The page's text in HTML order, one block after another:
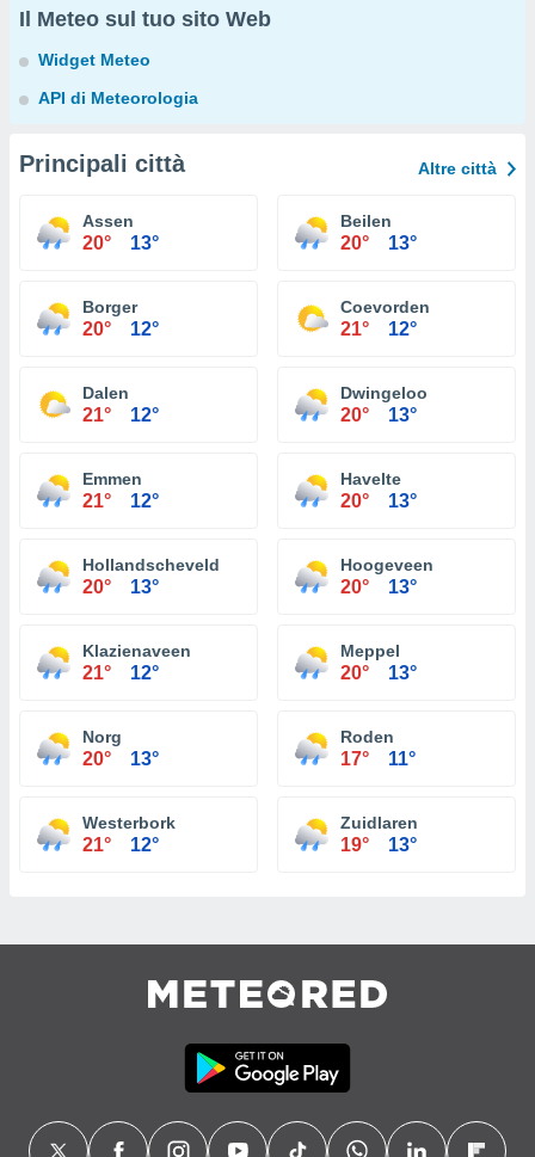
Il Meteo sul tuo sito Web
Widget Meteo
API di Meteorologia
Principali città Altre città
Assen
20° 13°
Beilen
20° 13°
Borger
20° 12°
Coevorden
21° 12°
Dalen
21° 12°
Dwingeloo
20° 13°
Emmen
21° 12°
Havelte
20° 13°
Hollandscheveld
20° 13°
Hoogeveen
20° 13°
Klazienaveen
21° 12°
Meppel
20° 13°
Norg
20° 13°
Roden
17° 11°
Westerbork
21° 12°
Zuidlaren
19° 13°